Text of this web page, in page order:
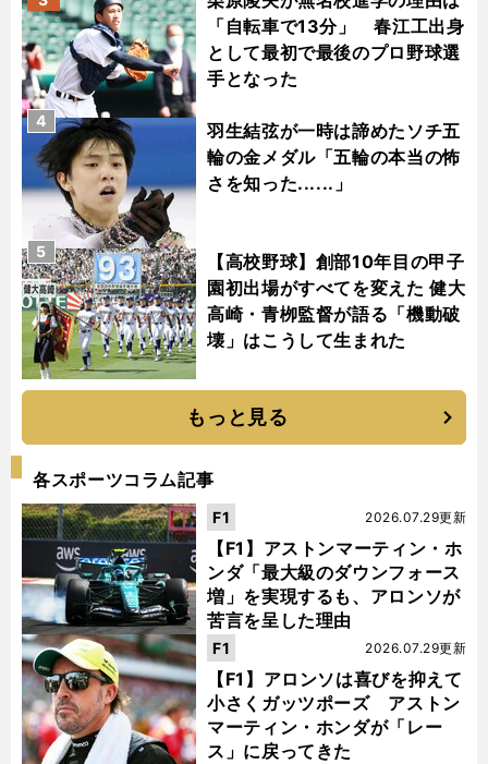
「自転車で13分」 春江工出身
として最初で最後のプロ野球選
手となった
羽生結弦が一時は諦めたソチ五
輪の金メダル「五輪の本当の怖
さを知った......」
4
【高校野球】創部10年目の甲子
園初出場がすべてを変えた 健大
高崎・青栁監督が語る「機動破
壊」はこうして生まれた
5
もっと見る
各スポーツコラム記事
【F1】アストンマーティン・ホ
ンダ「最大級のダウンフォース
増」を実現するも、アロンソが
苦言を呈した理由
2026.07.29更新
F1
【F1】アロンソは喜びを抑えて
小さくガッツポーズ アストン
マーティン・ホンダが「レー
ス」に戻ってきた
2026.07.29更新
F1